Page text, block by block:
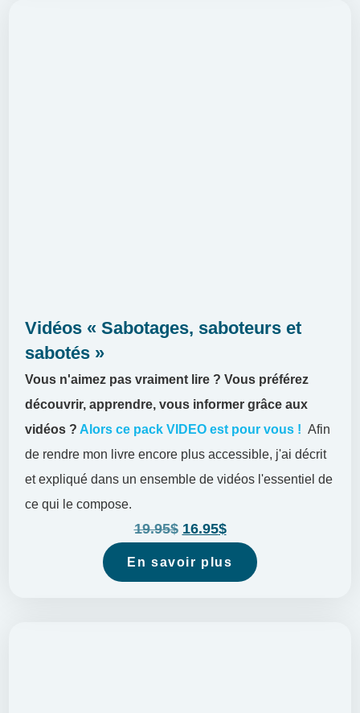
Vidéos « Sabotages, saboteurs et
sabotés »
Vous n'aimez pas vraiment lire ?Vous préférez
découvrir, apprendre, vous informer grâce aux
vidéos ? Alors ce pack VIDEO est pour vous ! Afin
de rendre mon livre encore plus accessible, j'ai décrit
et expliqué dans un ensemble de vidéos l'essentiel de
ce qui le compose.
En savoir plus
19.95$ 16.95$